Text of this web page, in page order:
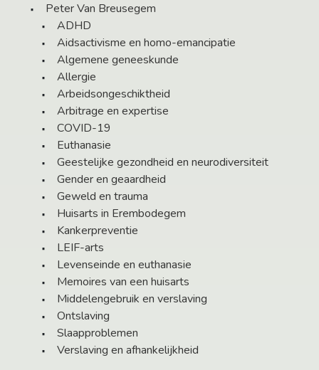
Peter Van Breusegem
ADHD
Aidsactivisme en homo-emancipatie
Algemene geneeskunde
Allergie
Arbeidsongeschiktheid
Arbitrage en expertise
COVID-19
Euthanasie
Geestelijke gezondheid en neurodiversiteit
Gender en geaardheid
Geweld en trauma
Huisarts in Erembodegem
Kankerpreventie
LEIF-arts
Levenseinde en euthanasie
Memoires van een huisarts
Middelengebruik en verslaving
Ontslaving
Slaapproblemen
Verslaving en afhankelijkheid